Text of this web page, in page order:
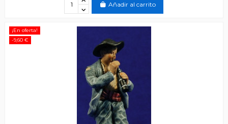
Añadir al carrito
¡En oferta!
-9,60 €